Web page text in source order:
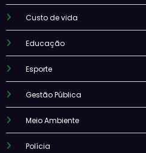
Custo de vida
Educação
Esporte
Gestão Pública
Meio Ambiente
Polícia